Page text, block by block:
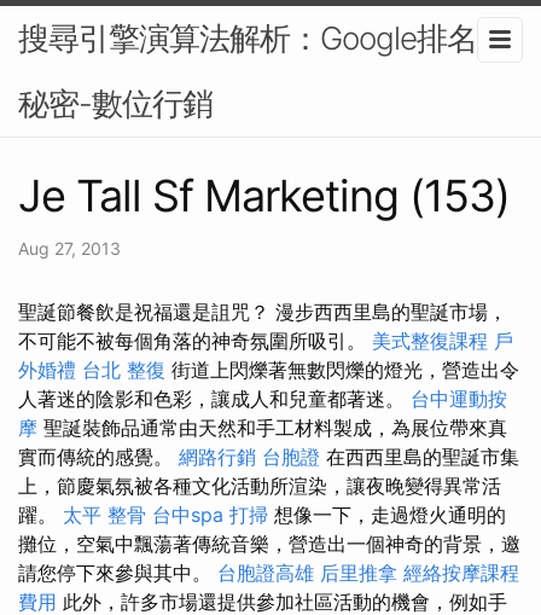
搜尋引擎演算法解析：Google排名的
秘密-數位行銷
Je Tall Sf Marketing (153)
Aug 27, 2013
聖誕節餐飲是祝福還是詛咒？ 漫步西西里島的聖誕市場，
不可能不被每個角落的神奇氛圍所吸引。 美式整復課程 戶
外婚禮 台北 整復 街道上閃爍著無數閃爍的燈光，營造出令
人著迷的陰影和色彩，讓成人和兒童都著迷。 台中運動按
摩 聖誕裝飾品通常由天然和手工材料製成，為展位帶來真
實而傳統的感覺。 網路行銷 台胞證 在西西里島的聖誕市集
上，節慶氣氛被各種文化活動所渲染，讓夜晚變得異常活
躍。 太平 整骨 台中spa 打掃 想像一下，走過燈火通明的
攤位，空氣中飄蕩著傳統音樂，營造出一個神奇的背景，邀
請您停下來參與其中。 台胞證高雄 后里推拿 經絡按摩課程
費用 此外，許多市場還提供參加社區活動的機會，例如手